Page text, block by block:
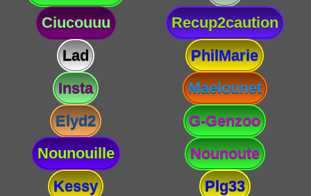
Ciucouuu
Recup2caution
Lad
PhilMarie
Insta
Maelounet
Elyd2
G-Genzoo
Nounouille
Nounoute
Kessy
Plg33